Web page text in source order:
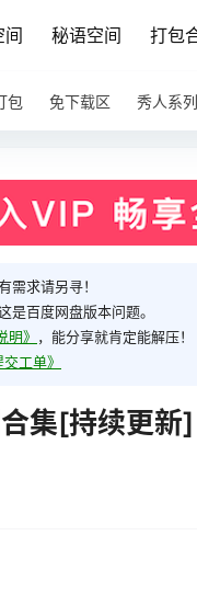
间 秘语空间 打包
包 免下载区 秀人系列
需求请另寻！
百度网盘版本问题。
明》 ，能分享就肯定能解压！
交工单》
集[持续更新]